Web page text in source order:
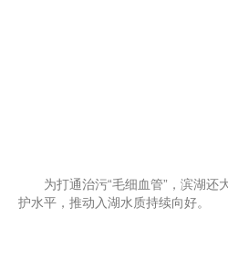
为打通治污“毛细血管”，滨湖还大
护水平，推动入湖水质持续向好。